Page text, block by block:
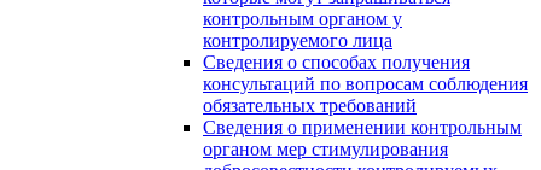
контрольным органом у
контролируемого лица
Сведения о способах получения
консультаций по вопросам соблюдения
обязательных требований
Сведения о применении контрольным
органом мер стимулирования